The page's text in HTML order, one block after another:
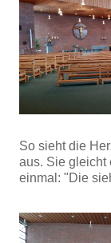
So sieht die
aus. Sie gleicht
einmal: "Die